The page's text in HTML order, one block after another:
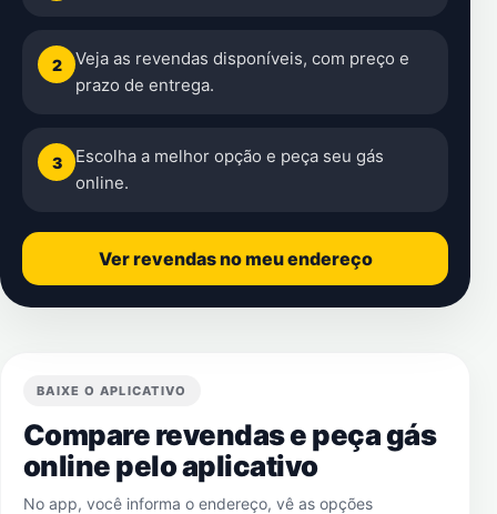
2
Veja as revendas disponíveis, com preço e
prazo de entrega.
3
Escolha a melhor opção e peça seu gás
online.
Ver revendas no meu endereço
BAIXE O APLICATIVO
Compare revendas e peça gás
online pelo aplicativo
No app, você informa o endereço, vê as opções